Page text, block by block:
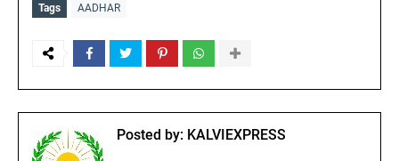
Tags AADHAR
Posted by: KALVIEXPRESS